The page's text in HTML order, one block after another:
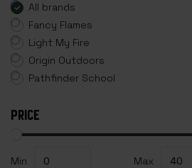
All brands
Fancy Flames
Light My Fire
Origin Outdoors
Pathfinder School
PRICE
Min Max